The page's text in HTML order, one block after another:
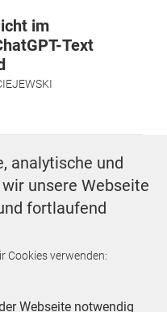
im
Text
analytische und
unsere Webseite
fortlaufend
Cookies verwenden:
Webseite notwendig